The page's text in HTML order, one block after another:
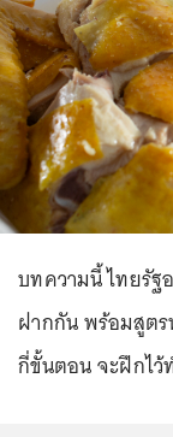
บทความนี้ ไทยรัฐ
ฝากกัน พร้อมสูตร
กี่ขั้นตอน จะฝึกไว้